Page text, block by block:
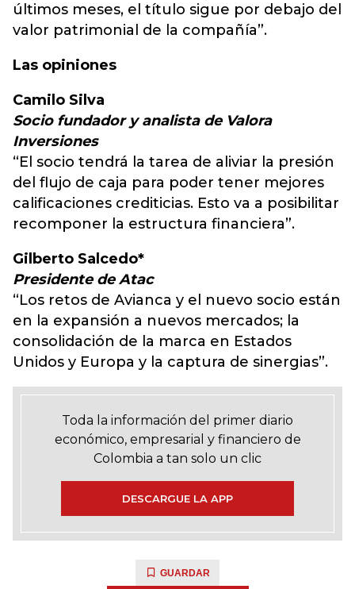
últimos meses, el título sigue por debajo del
valor patrimonial de la compañía”.
Las opiniones
Camilo Silva
Socio fundador y analista de Valora
Inversiones
“El socio tendrá la tarea de aliviar la presión
del flujo de caja para poder tener mejores
calificaciones crediticias. Esto va a posibilitar
recomponer la estructura financiera”.
Gilberto Salcedo*
Presidente de Atac
“Los retos de Avianca y el nuevo socio están
en la expansión a nuevos mercados; la
consolidación de la marca en Estados
Unidos y Europa y la captura de sinergias”.
Toda la información del primer diario
económico, empresarial y financiero de
Colombia a tan solo un clic
DESCARGUE LA APP
GUARDAR